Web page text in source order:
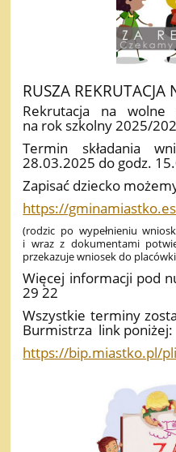
RUSZA
Rekrutacja na wolne
na rok szkolny 2025/
Termin składania
28.03.2025 do godz.
Zapisać dziecko
https://
(rodzic po wypełnieniu
i wraz z dokumentami
przekazuje wniosek do
Więcej informacji pod
29 22
Wszystkie terminy
Burmistrza link poniżej:
https://bip.miastko.pl/